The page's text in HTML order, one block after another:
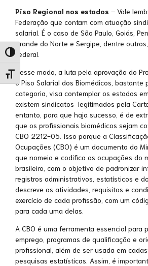
Alternar alto contraste
Alternar tamanho da fonte
Piso Regional nos estados – Vale
Federação que contam com atuação
salarial. É o caso de São Paulo, Goiás,
Grande do Norte e Sergipe, dentre
Federal.
Desse modo, a luta pela aprovação do
o Piso Salarial dos Biomédicos, bastante
categoria, visa contemplar os estados
existem sindicatos legitimados pela
entanto, para que haja sucesso, é de
que os profissionais biomédicos sejam
CBO 2212-05. Isso porque a
Ocupações (CBO) é um documento do
que nomeia e codifica as ocupações do
brasileiro, com o objetivo de padronizar
registros administrativos, estatísticos e
descreve as atividades, requisitos e
exercício de cada profissão, com um
para cada uma delas.
A CBO é uma ferramenta essencial para
emprego, programas de qualificação e
profissional, além de ser usada em
pesquisas estatísticas. Assim, é